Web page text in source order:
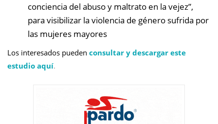
conciencia del abuso y maltrato en la vejez”,
para visibilizar la violencia de género sufrida por
las mujeres mayores
Los interesados pueden consultar y descargar este
estudio aquí.